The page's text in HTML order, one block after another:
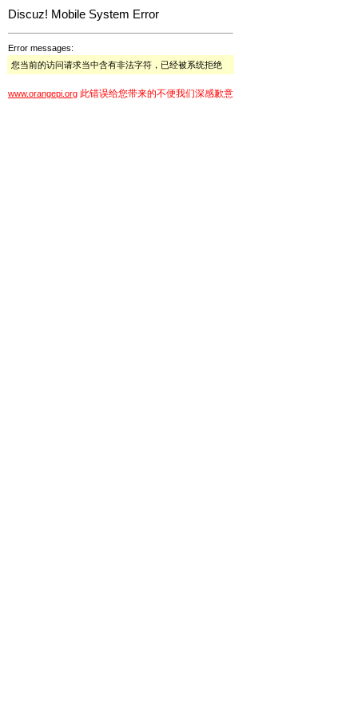
Discuz! Mobile System Error
Error messages:
您当前的访问请求当中含有非法字符，已经被系统拒绝
www.orangepi.org 此错误给您带来的不便我们深感歉意